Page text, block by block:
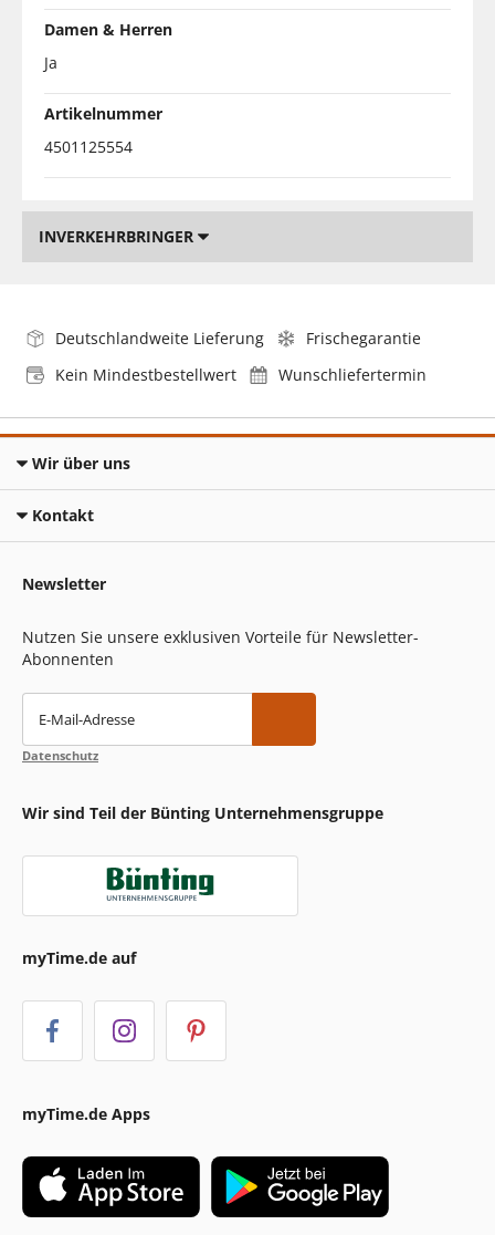
Damen & Herren
Ja
Artikelnummer
4501125554
INVERKEHRBRINGER
Deutschlandweite Lieferung
Frischegarantie
Kein Mindestbestellwert
Wunschliefertermin
Wir über uns
Kontakt
Newsletter
Nutzen Sie unsere exklusiven Vorteile für Newsletter-
Abonnenten
E-Mail-Adresse
Datenschutz
Wir sind Teil der Bünting Unternehmensgruppe
myTime.de auf
myTime.de Apps